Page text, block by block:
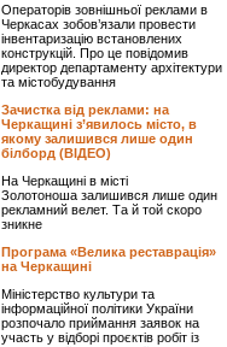
Операторів зовнішньої реклами в
Черкасах зобов’язали провести
інвентаризацію встановлених
конструкцій. Про це повідомив
директор департаменту архітектури
та містобудування
Зачистка від реклами: на
Черкащині з’явилось місто, в
якому залишився лише один
білборд (ВІДЕО)
На Черкащині в місті
Золотоноша залишився лише один
рекламний велет. Та й той скоро
зникне
Програма «Велика реставрація»
на Черкащині
Міністерство культури та
інформаційної політики України
розпочало приймання заявок на
участь у відборі проєктів робіт із